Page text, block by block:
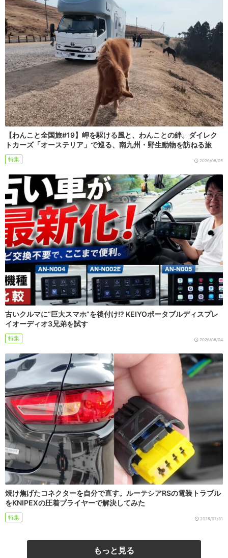
【わんこと全国旅#19】岬を駆ける風と、わんことの絆。ダイレク
トカーズ「オーステリア」で巡る、南九州・野生動物を訪ねる旅
特集 2026/08/05
古いクルマに“巨大スマホ”を後付け!? KEIYOポータブルディスプレ
イオーディオ3兄弟を試す
特集 2026/08/04
焼け焦げたコネクターを自分で直す。ルーテシアRSの電装トラブル
をKNIPEXの圧着プライヤーで解決してみた
特集 2026/07/31
もっと見る